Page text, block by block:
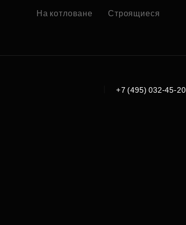
На котловане Строящиеся
+7 (495) 032-45-20